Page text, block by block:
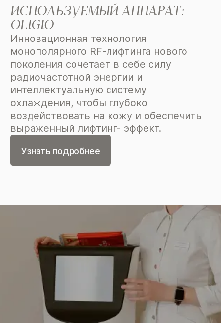
ИСПОЛЬЗУЕМЫЙ АППАРАТ:
OLIGIO
Инновационная технология
монополярного RF-лифтинга нового
поколения сочетает в себе силу
радиочастотной энергии и
интеллектуальную систему
охлаждения, чтобы глубоко
воздействовать на кожу и обеспечить
выраженный лифтинг- эффект.
Узнать подробнее